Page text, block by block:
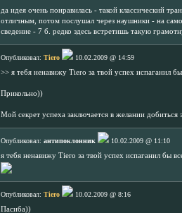
да идея очень понравилась - такой классический
отличным, потом послушал через наушники - на
сведение - 7 б. редко здесь встретишь такую
Опубликовал: Tiero
10.02.2009 @ 14:59
>> я тебя ненавижу Tiero за твой успех испаганил
Прикольно))
Мой секрет успеха заключается в желании добиться
Опубликовал: антипоклонник
10.02.2009 @ 11:10
я тебя ненавижу Tiero за твой успех испаганил бы
Опубликовал: Tiero
10.02.2009 @ 8:16
Пасиба))